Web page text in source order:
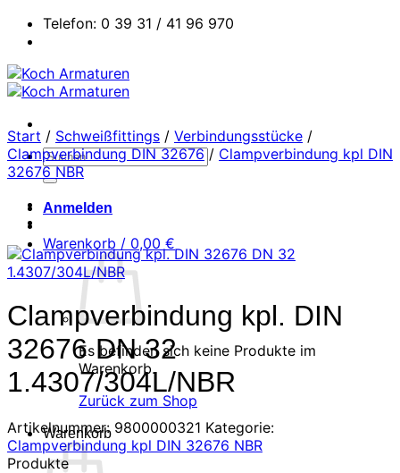
Zum
Inhalt
Telefon: 0 39 31 / 41 96 970
Suchen
nach:
Anmelden
Warenkorb / 0,00 €
Es befinden sich keine Produkte im
Warenkorb.
Zurück zum Shop
Warenkorb
Start / Schweißfittings / Verbindungsstücke /
Clampverbindung DIN 32676 / Clampverbindung kpl DIN
32676 NBR
Clampverbindung kpl. DIN
32676 DN 32
1.4307/304L/NBR
Artikelnummer: 9800000321 Kategorie:
Clampverbindung kpl DIN 32676 NBR
Produkte